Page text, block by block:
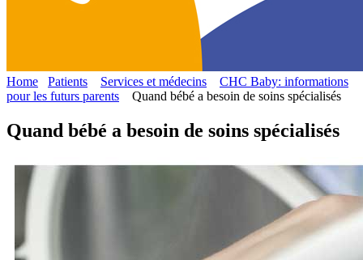
Home Patients Services et médecins
CHC Baby: informations
pour les futurs parents
Quand bébé a besoin de soins spécialisés
Quand bébé a besoin de soins spécialisés